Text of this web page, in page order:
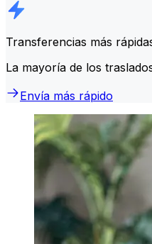
Transferencias más
La mayoría de los
Envía más rápido